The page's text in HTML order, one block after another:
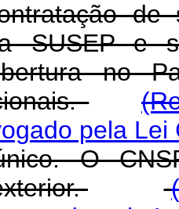
de
SUSEP e
no
pela Lei
O